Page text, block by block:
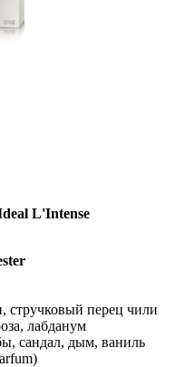
L'Intense
стручковый перец чили
лабданум
сандал, дым, ваниль